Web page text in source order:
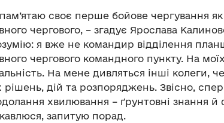
своє перше бойове чергування
чергового, – згадує Ярослава
я вже не командир відділення
чергового командного пункту. На
На мене дивляться інші колеги,
дій та розпоряджень. Звісно,
хвилювання – ґрунтовні знання й
запитую порад.